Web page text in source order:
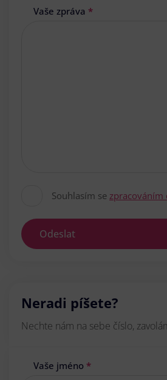
Vaše zpráva *
Souhlasím se zpracováním
Odeslat
Neradi píšete?
Nechte nám na sebe číslo,
Vaše jméno *